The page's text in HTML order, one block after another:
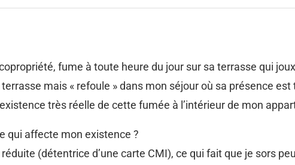
fume à toute heure du jour sur sa terrasse qui
mais « refoule » dans mon séjour où sa présence est
très réelle de cette fumée à l’intérieur de mon
qui affecte mon existence ?
(détentrice d’une carte CMI), ce qui fait que je sors